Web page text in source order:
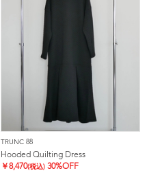
TRUNC 88
Hooded Quilting Dress
￥8,470(税込) 30%OFF